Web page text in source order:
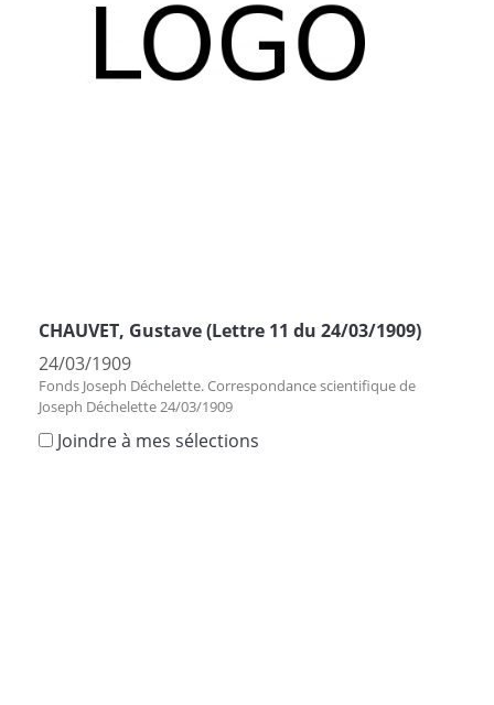
CHAUVET, Gustave (Lettre 11 du 24/03/1909)
24/03/1909
Fonds Joseph Déchelette. Correspondance scientifique de
Joseph Déchelette 24/03/1909
Joindre à mes sélections